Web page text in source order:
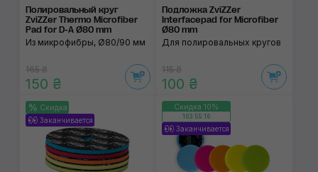
Полировальный круг
ZviZZer Thermo Microfiber
Pad for D-A Ø80 mm
Из микрофибры, Ø80/90 мм
165 ₴
150 ₴
Подложка ZviZZer
Interfacepad for Microfiber
Ø80 mm
Для полировальных кругов
115 ₴
100 ₴
Скидка
Заканчивается
Скидка 10%
163:55:15
Заканчивается